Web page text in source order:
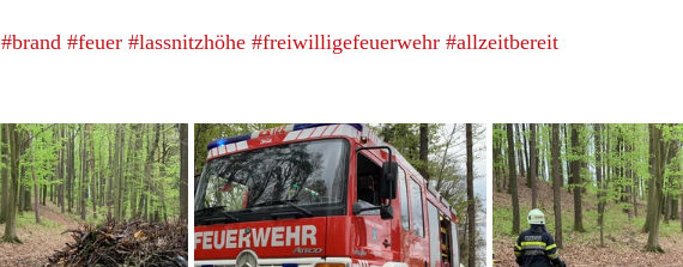
#brand #feuer #lassnitzhöhe #freiwilligefeuerwehr #allzeitbereit